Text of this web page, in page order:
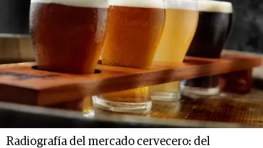
Radiografía del mercado cervecero: del